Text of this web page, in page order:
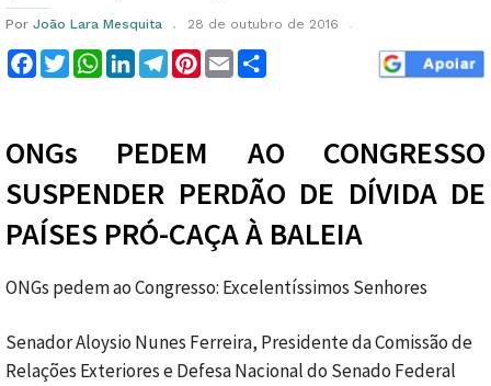
Por João Lara Mesquita 28 de outubro de 2016
Facebook
TwitterWhatsApp
LinkedInTelegram
Pinterest
Email
ONGs PEDEM AO CONGRESSO
SUSPENDER PERDÃO DE DÍVIDA DE
PAÍSES PRÓ-CAÇA À BALEIA
ONGs pedem ao Congresso: Excelentíssimos Senhores
Senador Aloysio Nunes Ferreira, Presidente da Comissão de
Relações Exteriores e Defesa Nacional do Senado Federal